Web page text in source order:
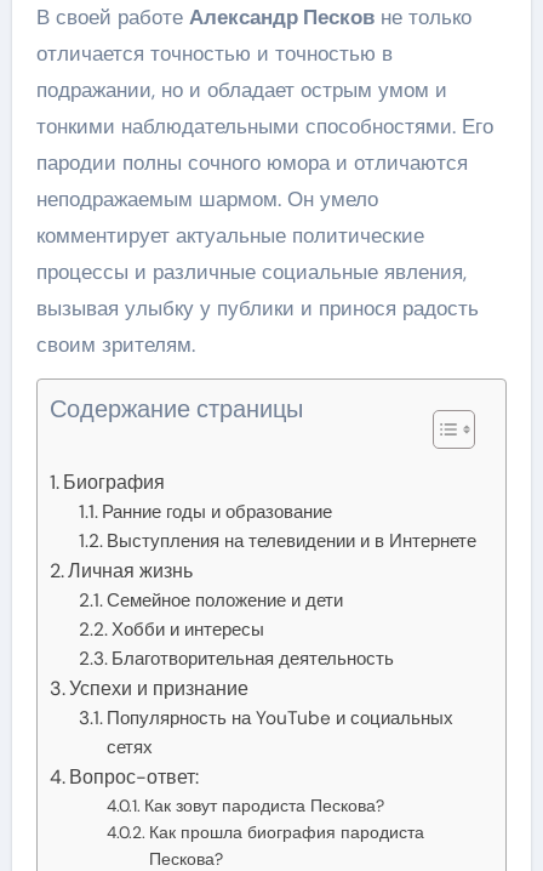
В своей работе Александр Песковне только
отличается точностью и точностью в
подражании, но и обладает острым умом и
тонкими наблюдательными способностями. Его
пародии полны сочного юмора и отличаются
неподражаемым шармом. Он умело
комментирует актуальные политические
процессы и различные социальные явления,
вызывая улыбку у публики и принося радость
своим зрителям.
Содержание страницы
Биография
Ранние годы и образование
Выступления на телевидении и в Интернете
Личная жизнь
Семейное положение и дети
Хобби и интересы
Благотворительная деятельность
Успехи и признание
Популярность на YouTube и социальных
сетях
Вопрос-ответ:
Как зовут пародиста Пескова?
Как прошла биография пародиста
Пескова?